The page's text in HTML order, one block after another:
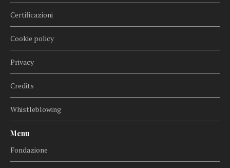
Certificazioni
Cookie policy
Privacy
Credits
Whistleblowing
Menu
Fondazione